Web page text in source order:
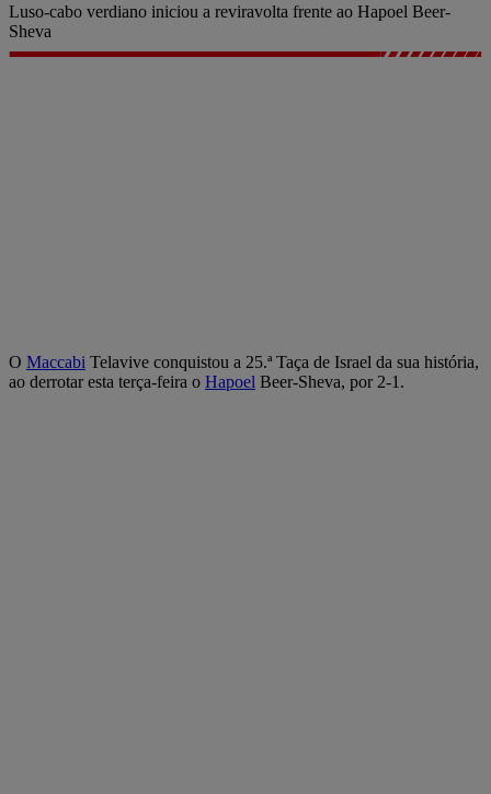
Luso-cabo verdiano iniciou a reviravolta frente ao Hapoel Beer-
Sheva
O Maccabi Telavive conquistou a 25.ª Taça de Israel da sua história,
ao derrotar esta terça-feira o Hapoel Beer-Sheva, por 2-1.